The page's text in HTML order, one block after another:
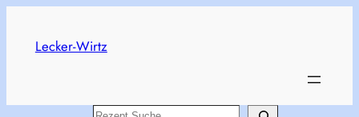
springen
Lecker-Wirtz